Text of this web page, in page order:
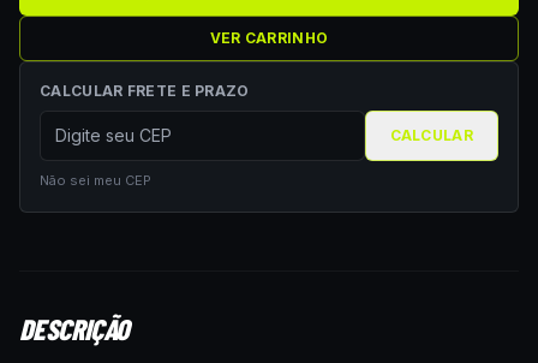
VER CARRINHO
CALCULAR FRETE E PRAZO
CALCULAR
Não sei meu CEP
DESCRIÇÃO